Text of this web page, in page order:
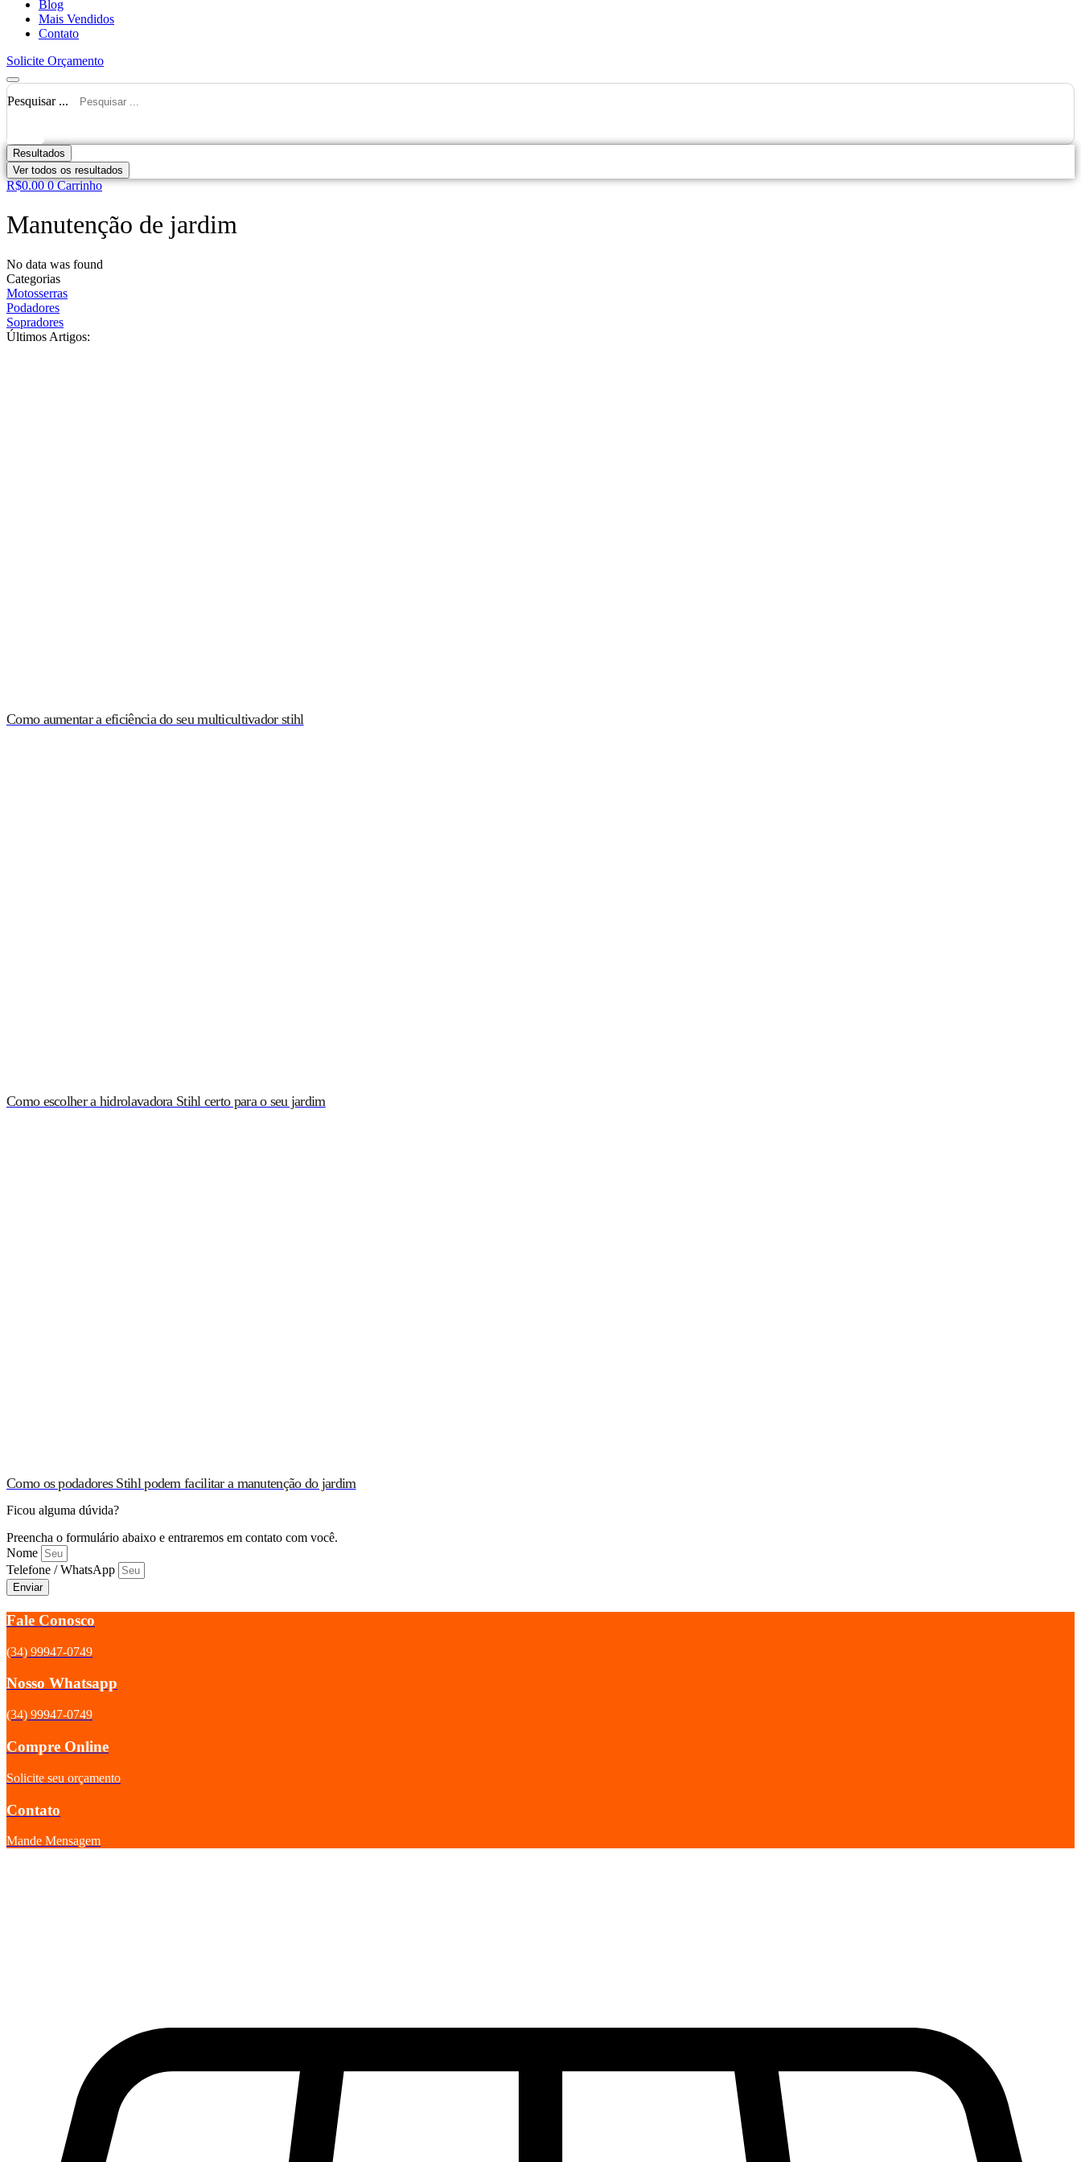
Blog
Mais Vendidos
Contato
Solicite Orçamento
Pesquisar ...
Resultados
Ver todos os resultados
R$0.00 0 Carrinho
Manutenção de jardim
No data was found
Categorias
Motosserras
Podadores
Sopradores
Últimos Artigos:
Como aumentar a eficiência do seu multicultivador stihl
Como escolher a hidrolavadora Stihl certo para o seu jardim
Como os podadores Stihl podem facilitar a manutenção do jardim
Ficou alguma dúvida?
Preencha o formulário abaixo e entraremos em contato com você.
Nome
Telefone / WhatsApp
Enviar
Fale Conosco
(34) 99947-0749
Nosso Whatsapp
(34) 99947-0749
Compre Online
Solicite seu orçamento
Contato
Mande Mensagem